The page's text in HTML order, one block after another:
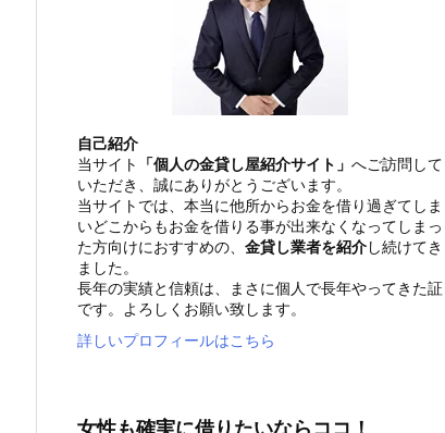
自己紹介
当サイト
「個人の金貸し屋紹介サイト」 へご訪問して
いただき、誠にありがとうございます。
当サイトでは、本当に他所からお金を借り過ぎてしま
いどこからもお金を借りる事が出来なくなってしまっ
た方向けにおすすめの、 金貸し業者を紹介し続けてき
ました。
長年の実績と信頼は、まさに個人で長年やってきた証
です。よろしくお願い致します。
詳しいプロフィールはこちら
女性も確実に借りたいならココ！